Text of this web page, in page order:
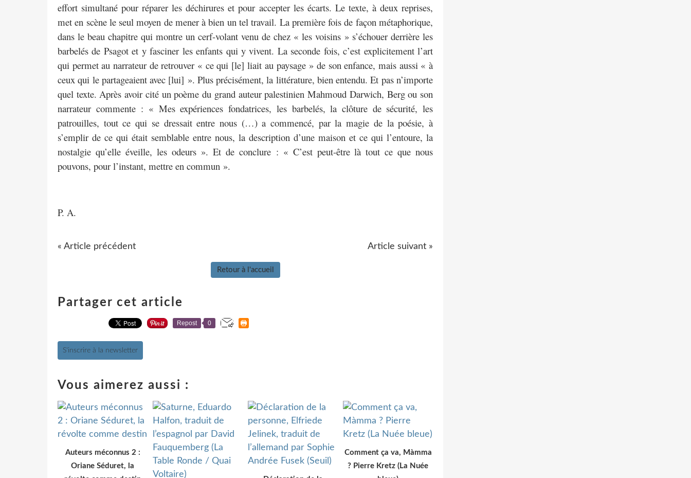
effort simultané pour réparer les déchirures et pour accepter les écarts. Le texte, à deux reprises,
met en scène le seul moyen de mener à bien un tel travail. La première fois de façon métaphorique,
dans le beau chapitre qui montre un cerf-volant venu de chez « les voisins » s’échouer derrière les
barbelés de Psagot et y fasciner les enfants qui y vivent. La seconde fois, c’est explicitement l’art
qui permet au narrateur de retrouver « ce qui [le] liait au paysage » de son enfance, mais aussi « à
ceux qui le partageaient avec [lui] ». Plus précisément, la littérature, bien entendu. Et pas n’importe
quel texte. Après avoir cité un poème du grand auteur palestinien Mahmoud Darwich, Berg ou son
narrateur commente : « Mes expériences fondatrices, les barbelés, la clôture de sécurité, les
patrouilles, tout ce qui se dressait entre nous (…) a commencé, par la magie de la poésie, à
s’emplir de ce qui était semblable entre nous, la description d’une maison et ce qui l’entoure, la
nostalgie qu’elle éveille, les odeurs ». Et de conclure : « C’est peut-être là tout ce que nous
pouvons, pour l’instant, mettre en commun ».
P. A.
« Article précédent Article suivant »
Retour à l'accueil
Partager cet article
Repost 0
S'inscrire à la newsletter
Vous aimerez aussi :
Auteurs méconnus 2 :
Oriane Séduret, la
Comment ça va, Màmma
? Pierre Kretz (La Nuée